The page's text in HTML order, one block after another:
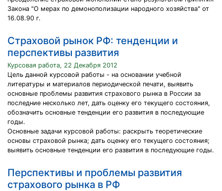
Закона "О мерах по демонополизации народного хозяйства" от
16.08.90 г.
Страховой рынок РФ: тенденции и
перспективы развития
Курсовая работа, 22 Декабря 2012
Цель данной курсовой работы - на основании учебной
литературы и материалов периодической печати, выявить
основные проблемы развития страхового рынка в России за
последние несколько лет, дать оценку его текущего состояния,
обозначить основные тенденции его развития в последующие
годы.
Основные задачи курсовой работы: раскрыть теоретические
основы страховой рынка; дать оценку его текущего состояния;
выявить основные тенденции его развития в последующие годы.
Перспективы и проблемы развития
страхового рынка в РФ